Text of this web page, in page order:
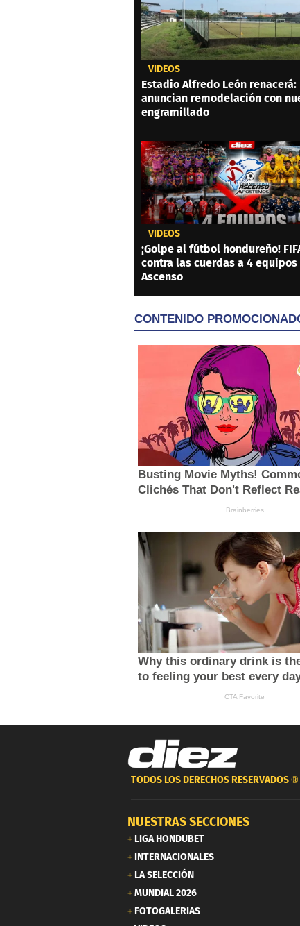
VIDEOS
Estadio Alfredo León renacerá:
anuncian remodelación con
engramillado
VIDEOS
¡Golpe al fútbol hondureño!
contra las cuerdas a 4
Ascenso
TODOS LOS DERECHOS RESERVADOS ®
NUESTRAS SECCIONES
LIGA HONDUBET
INTERNACIONALES
LA SELECCIÓN
MUNDIAL 2026
FOTOGALERIAS